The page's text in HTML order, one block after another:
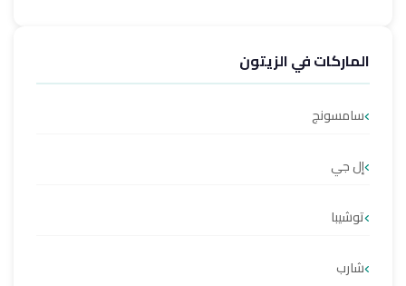
الماركات في الزيتون
سامسونج
إل جي
توشيبا
شارب